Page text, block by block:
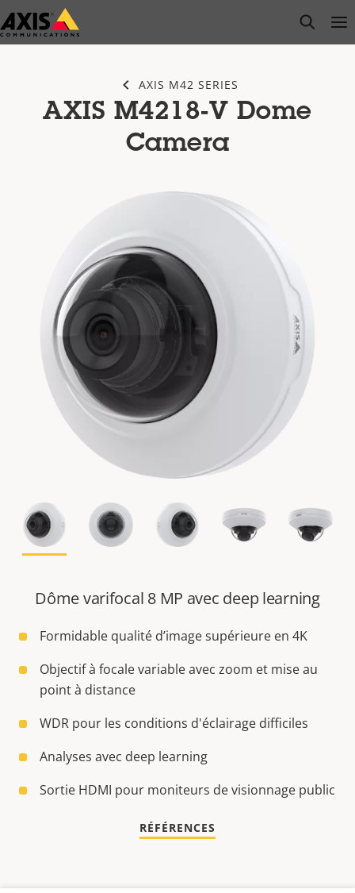
Passer
au
open
AXIS M42 SERIES
AXIS M4218-V Dome
Camera
Dôme varifocal 8 MP avec deep learning
Formidable qualité d’image supérieure en 4K
Objectif à focale variable avec zoom et mise au
point à distance
WDR pour les conditions d'éclairage difficiles
Analyses avec deep learning
Sortie HDMI pour moniteurs de visionnage public
RÉFÉRENCES